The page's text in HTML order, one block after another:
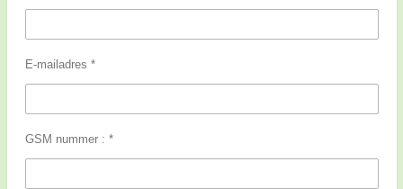
E-mailadres *
GSM nummer : *